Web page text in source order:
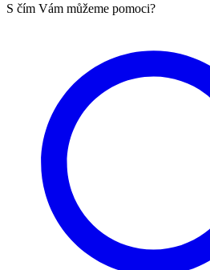
S čím Vám můžeme pomoci?